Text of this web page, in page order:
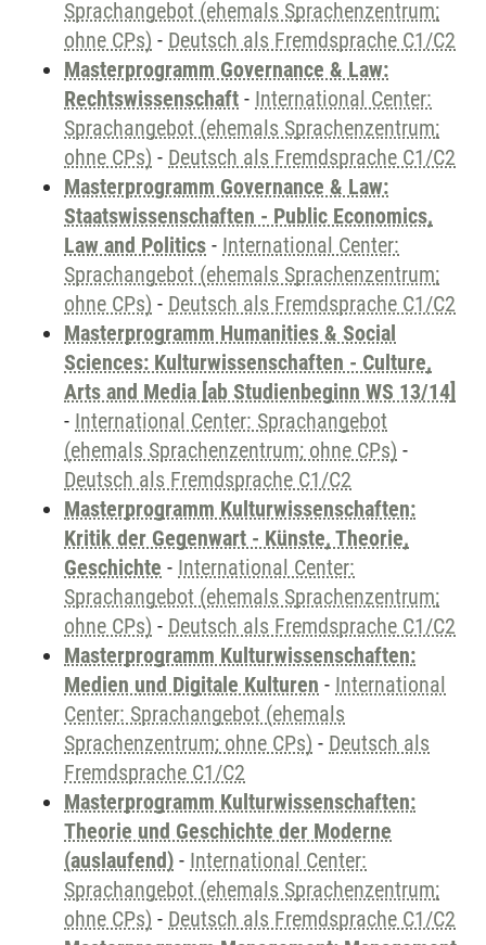
Sprachangebot (ehemals Sprachenzentrum;
ohne CPs) - Deutsch als Fremdsprache C1/C2
Masterprogramm Governance & Law:
Rechtswissenschaft - International Center:
Sprachangebot (ehemals Sprachenzentrum;
ohne CPs) - Deutsch als Fremdsprache C1/C2
Masterprogramm Governance & Law:
Staatswissenschaften - Public Economics,
Law and Politics - International Center:
Sprachangebot (ehemals Sprachenzentrum;
ohne CPs) - Deutsch als Fremdsprache C1/C2
Masterprogramm Humanities & Social
Sciences: Kulturwissenschaften - Culture,
Arts and Media [ab Studienbeginn WS 13/14]
- International Center: Sprachangebot
(ehemals Sprachenzentrum; ohne CPs) -
Deutsch als Fremdsprache C1/C2
Masterprogramm Kulturwissenschaften:
Kritik der Gegenwart - Künste, Theorie,
Geschichte - International Center:
Sprachangebot (ehemals Sprachenzentrum;
ohne CPs) - Deutsch als Fremdsprache C1/C2
Masterprogramm Kulturwissenschaften:
Medien und Digitale Kulturen - International
Center: Sprachangebot (ehemals
Sprachenzentrum; ohne CPs) - Deutsch als
Fremdsprache C1/C2
Masterprogramm Kulturwissenschaften:
Theorie und Geschichte der Moderne
(auslaufend) - International Center:
Sprachangebot (ehemals Sprachenzentrum;
ohne CPs) - Deutsch als Fremdsprache C1/C2